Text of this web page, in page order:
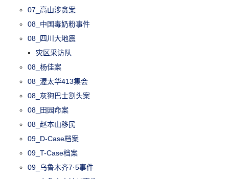
07_高山涉贪案
08_中国毒奶粉事件
08_四川大地震
灾区采访队
08_杨佳案
08_渥太华413集会
08_灰狗巴士割头案
08_田园命案
08_赵本山移民
09_D-Case档案
09_T-Case档案
09_乌鲁木齐7·5事件